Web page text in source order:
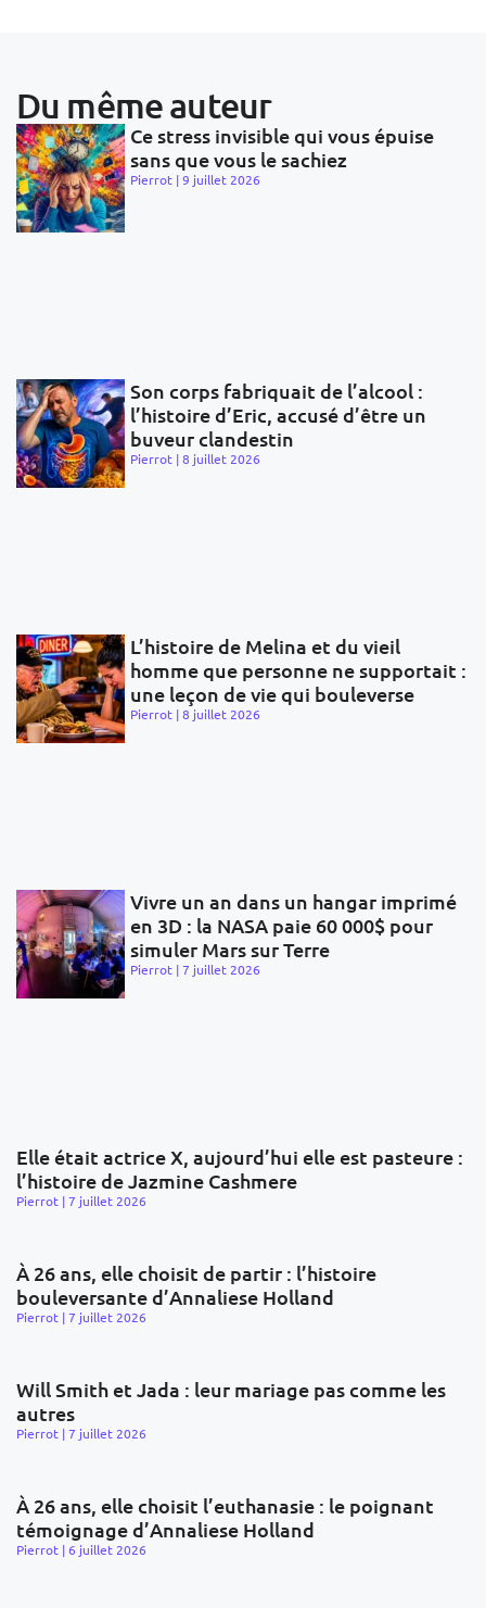
Du même auteur
Ce stress invisible qui vous épuise
sans que vous le sachiez
Pierrot 9 juillet 2026
Son corps fabriquait de l’alcool :
l’histoire d’Eric, accusé d’être un
buveur clandestin
Pierrot 8 juillet 2026
L’histoire de Melina et du vieil
homme que personne ne supportait :
une leçon de vie qui bouleverse
Pierrot 8 juillet 2026
Vivre un an dans un hangar imprimé
en 3D : la NASA paie 60 000$ pour
simuler Mars sur Terre
Pierrot 7 juillet 2026
Elle était actrice X, aujourd’hui elle est pasteure :
l’histoire de Jazmine Cashmere
Pierrot 7 juillet 2026
À 26 ans, elle choisit de partir : l’histoire
bouleversante d’Annaliese Holland
Pierrot 7 juillet 2026
Will Smith et Jada : leur mariage pas comme les
autres
Pierrot 7 juillet 2026
À 26 ans, elle choisit l’euthanasie : le poignant
témoignage d’Annaliese Holland
Pierrot 6 juillet 2026